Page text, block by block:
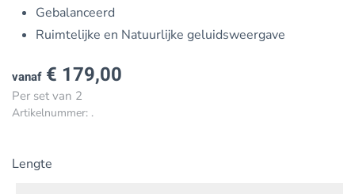
Gebalanceerd
Ruimtelijke en Natuurlijke geluidsweergave
vanaf € 179,00
Per set van 2
Artikelnummer: .
Lengte